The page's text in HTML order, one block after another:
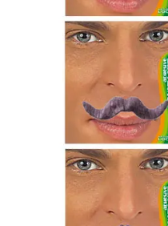
Társasjátékok
Asztali játékok
Nyári játékok
- Homokozójátékok
- Műanyag hajók
- Hinta, csúszda
- Ütők, dobálók
- Strandcikkek
- Egyéb nyári játékok
Lábbal hajtós
járművek
Téli játékok